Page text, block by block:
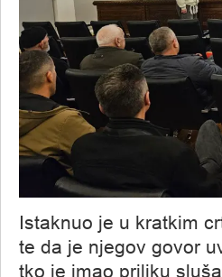
Istaknuo je u kratkim
te da je njegov govor
tko je imao priliku